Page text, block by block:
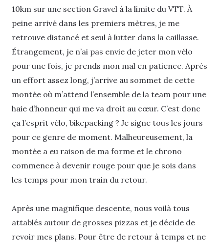
10km sur une section Gravel à la limite du VTT. À
peine arrivé dans les premiers mètres, je me
retrouve distancé et seul à lutter dans la caillasse.
Étrangement, je n’ai pas envie de jeter mon vélo
pour une fois, je prends mon mal en patience. Après
un effort assez long, j’arrive au sommet de cette
montée où m’attend l’ensemble de la team pour une
haie d’honneur qui me va droit au cœur. C’est donc
ça l’esprit vélo, bikepacking ? Je signe tous les jours
pour ce genre de moment. Malheureusement, la
montée a eu raison de ma forme et le chrono
commence à devenir rouge pour que je sois dans
les temps pour mon train du retour.
Après une magnifique descente, nous voilà tous
attablés autour de grosses pizzas et je décide de
revoir mes plans. Pour être de retour à temps et ne